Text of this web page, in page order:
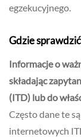
egzekucyjnego.
Gdzie
Informacje o
składając
(ITD) lub do
Często dane te
internetowych